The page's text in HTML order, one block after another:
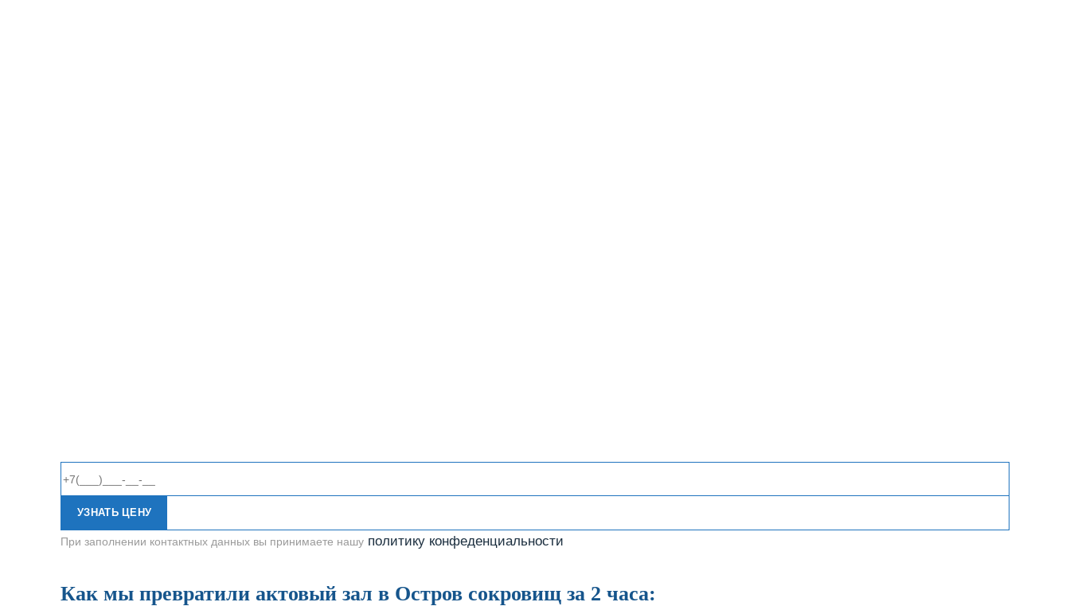
УЗНАТЬ ЦЕНУ
При заполнении контактных данных вы принимаете нашу политику конфеденциальности
Как мы превратили актовый зал в Остров сокровищ за 2 часа: